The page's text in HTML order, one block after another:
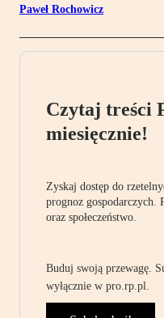
Paweł Rochowicz
Czytaj treści
miesięcznie!
Zyskaj dostęp do
prognoz gospodarczych.
oraz społeczeństwo.
Buduj swoją przewagę.
wyłącznie w pro.rp.pl.